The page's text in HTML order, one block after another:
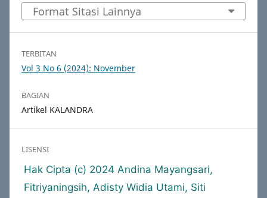
Format Sitasi Lainnya
TERBITAN
Vol 3 No 6 (2024): November
BAGIAN
Artikel KALANDRA
LISENSI
Hak Cipta (c) 2024 Andina Mayangsari,
Fitriyaningsih, Adisty Widia Utami, Siti